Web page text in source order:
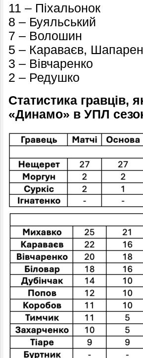
11 – Піхальонок
8 – Буяльський
7 – Волошин
5 – Караваєв,
3 – Вівчаренко
2 – Редушко
Статистика гравців,
«Динамо» в УПЛ